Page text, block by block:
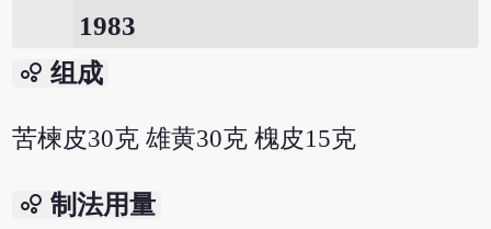
1983
bubble_chart 组成
苦楝皮30克 雄黄30克 槐皮15克
bubble_chart 制法用量